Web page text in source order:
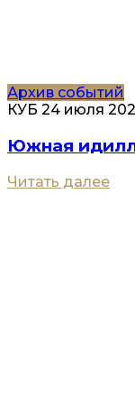
Архив событий
КУБ 24 июля
Южная
Читать далее